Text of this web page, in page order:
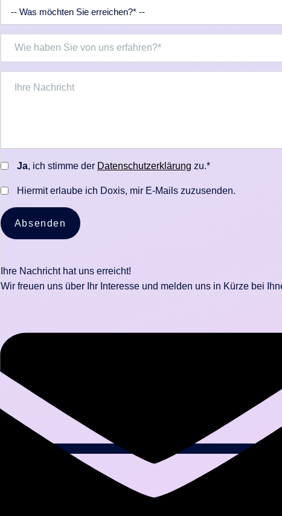
Ja, ich stimme der Datenschutzerklärung zu.*
Hiermit erlaube ich Doxis, mir E-Mails zuzusenden.
Absenden
Ihre Nachricht hat uns erreicht!
Wir freuen uns über Ihr Interesse und melden uns in Kürze bei